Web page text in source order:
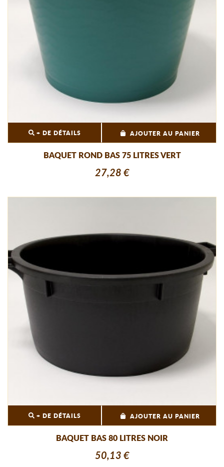
+ DE DÉTAILS AJOUTER AU PANIER
BAQUET ROND BAS 75 LITRES VERT
27,28 €
+ DE DÉTAILS AJOUTER AU PANIER
BAQUET BAS 80 LITRES NOIR
50,13 €